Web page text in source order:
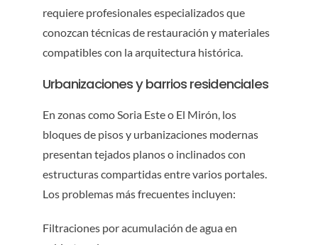
requiere profesionales especializados que
conozcan técnicas de restauración y materiales
compatibles con la arquitectura histórica.
Urbanizaciones y barrios residenciales
En zonas como Soria Este o El Mirón, los
bloques de pisos y urbanizaciones modernas
presentan tejados planos o inclinados con
estructuras compartidas entre varios portales.
Los problemas más frecuentes incluyen:
Filtraciones por acumulación de agua en